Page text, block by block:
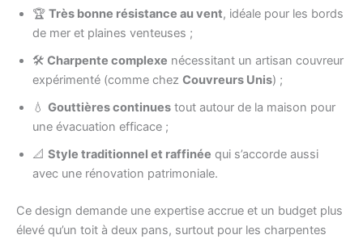
🏆 Très bonne résistance au vent, idéale pour les bords
de mer et plaines venteuses ;
🛠️ Charpente complexe nécessitant un artisan couvreur
expérimenté (comme chez Couvreurs Unis) ;
💧 Gouttières continues tout autour de la maison pour
une évacuation efficace ;
📐 Style traditionnel et raffinée qui s’accorde aussi
avec une rénovation patrimoniale.
Ce design demande une expertise accrue et un budget plus
élevé qu’un toit à deux pans, surtout pour les charpentes